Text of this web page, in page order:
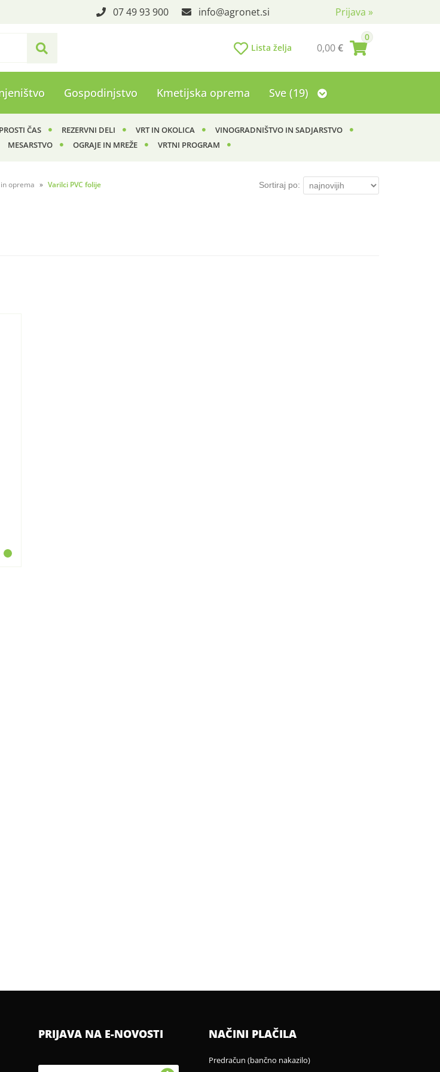
Prijava »
07 49 93 900 info agronet.si
0
0,00€
Lista želja
Gospodinjstvo Kmetijska oprema Sve (19)
PROSTI ČAS REZERVNI DELI VRT IN OKOLICA
VINOGRADNIŠTVO IN SADJARSTVO
MESARSTVO OGRAJE IN MREŽE VRTNI PROGRAM
oprema Varilci PVC folije Sortiraj po:
PRIJAVA NA E-NOVOSTI NAČINI PLAČILA
Predračun (bančno nakazilo)